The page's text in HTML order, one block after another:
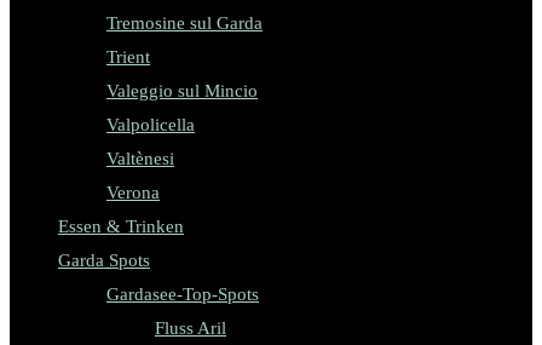
Tremosine sul Garda
Trient
Valeggio sul Mincio
Valpolicella
Valtènesi
Verona
Essen & Trinken
Garda Spots
Gardasee-Top-Spots
Fluss Aril